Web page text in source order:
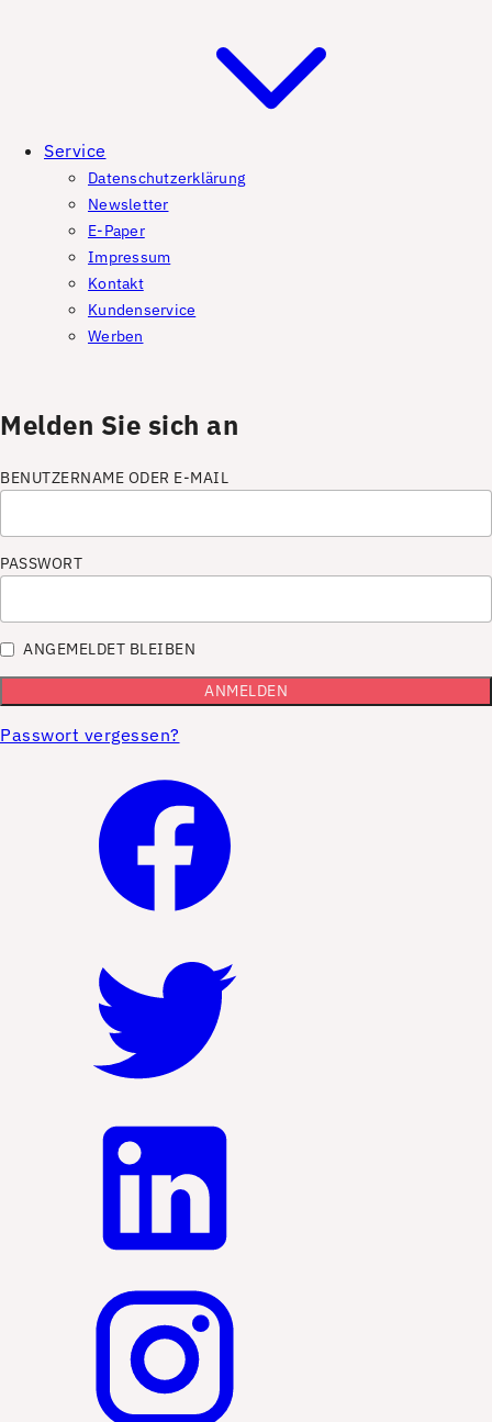
Service
Datenschutzerklärung
Newsletter
E-Paper
Impressum
Kontakt
Kundenservice
Werben
Melden Sie sich an
BENUTZERNAME ODER E-MAIL
PASSWORT
ANGEMELDET BLEIBEN
Passwort vergessen?